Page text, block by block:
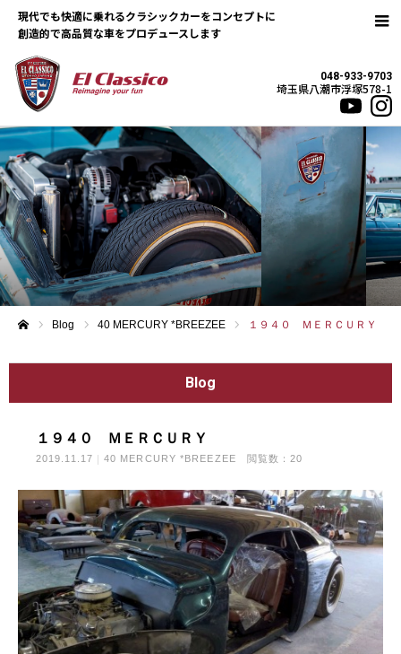
現代でも快適に乗れるクラシックカーをコンセプトに
048-933-9703
埼玉県八潮市浮塚578-1
Blog 40 MERCURY *BREEZEE １９４０ ＭＥＲＣＵＲＹ
Blog
１９４０ ＭＥＲＣＵＲＹ
2019.11.17 40 MERCURY *BREEZEE 閲覧数：20